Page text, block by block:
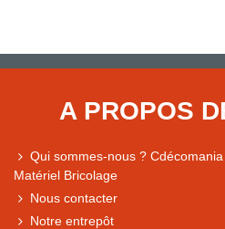
A PROPOS
Qui sommes-nous ?
Matériel Bricolage
Nous contacter
Notre entrepôt